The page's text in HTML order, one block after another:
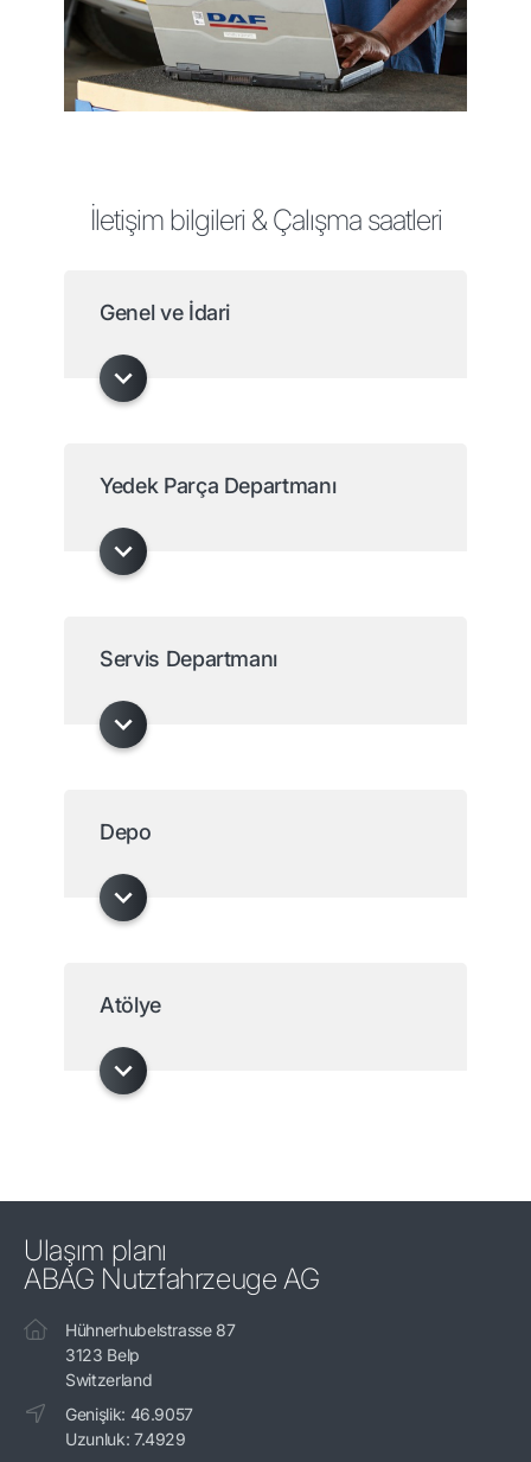
İletişim bilgileri & Çalışma saatleri
Genel ve İdari
Yedek Parça Departmanı
Servis Departmanı
Depo
Atölye
Ulaşım planı
ABAG Nutzfahrzeuge AG
Hühnerhubelstrasse 87
3123 Belp
Switzerland
Genişlik: 46.9057
Uzunluk: 7.4929